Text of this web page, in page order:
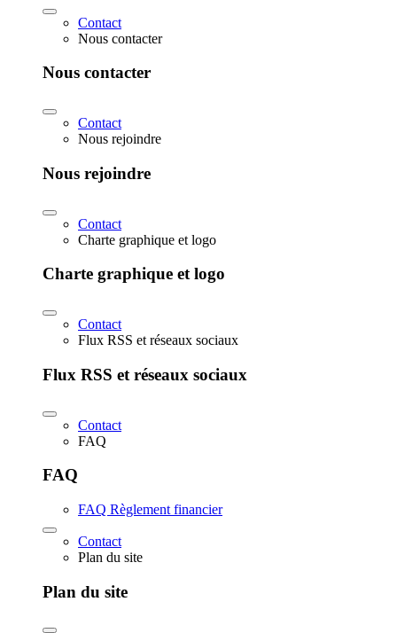
Contact
Nous contacter
Nous contacter
Contact
Nous rejoindre
Nous rejoindre
Contact
Charte graphique et logo
Charte graphique et logo
Contact
Flux RSS et réseaux sociaux
Flux RSS et réseaux sociaux
Contact
FAQ
FAQ
FAQ Règlement financier
Contact
Plan du site
Plan du site